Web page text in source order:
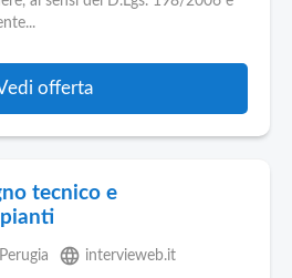
offerta
tecnico e
Perugia language intervieweb.it